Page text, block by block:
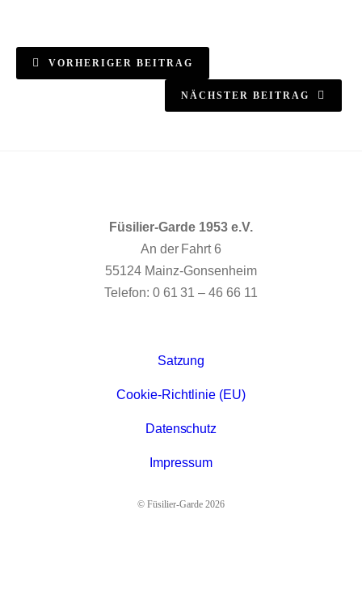
VORHERIGER BEITRAG
NÄCHSTER BEITRAG
Füsilier-Garde 1953 e.V.
An der Fahrt 6
55124 Mainz-Gonsenheim
Telefon: 0 61 31 – 46 66 11
Satzung
Cookie-Richtlinie (EU)
Datenschutz
Impressum
© Füsilier-Garde 2026